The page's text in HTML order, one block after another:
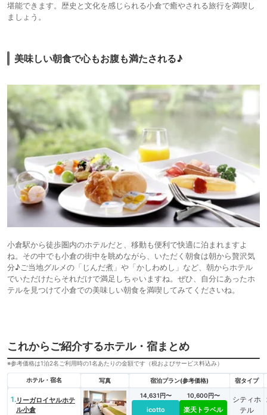
堪能できます。歴史と文化を感じられる小倉で癒やされる旅行を満喫し
ましょう。
美味しい朝食で心もお腹も満たされる♪
小倉駅から徒歩圏内のホテルだと、移動も便利で快適に泊まれますよ
ね。その中でも小倉の街中を眺めながら、いただく朝食は朝から贅沢気
分♪ご当地グルメの「じんだ煮」や「かしわめし」など、朝からホテル
でいただけたらそれだけで満足しちゃいますね。ぜひ、自分にあったホ
テルを見つけて小倉での美味しい朝食を満喫してみてくださいね。
これからご紹介するホテル・宿まとめ
※参考価格は1泊2名ご利用時の1名あたりの金額です（税およびサービス料込み）
ホテル・宿名 写真 宿泊プラン(参考価格) 宿タイプ
1.リーガロイヤルホテ
ル小倉
14,631円〜
icotto
10,600円〜
楽天トラベル
シティホ
テル